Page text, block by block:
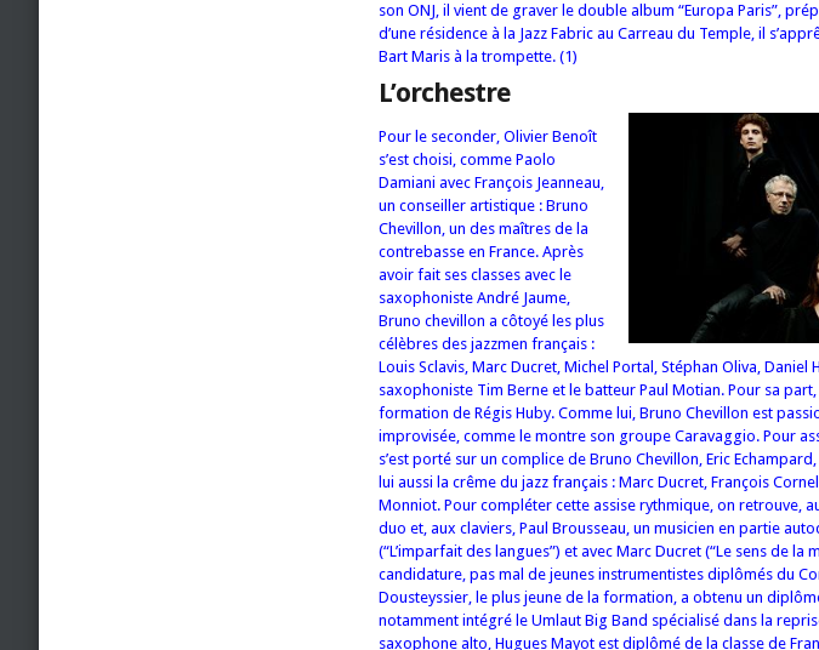
son ONJ, il vient de graver le double album “Europa Paris”,
d’une résidence à la Jazz Fabric au Carreau du Temple, il
Bart Maris à la trompette. (1)
L’orchestre
Pour le seconder, Olivier Benoît
s’est choisi, comme Paolo
Damiani avec François Jeanneau,
un conseiller artistique : Bruno
Chevillon, un des maîtres de la
contrebasse en France. Après
avoir fait ses classes avec le
saxophoniste André Jaume,
Bruno chevillon a côtoyé les plus
célèbres des jazzmen français :
Louis Sclavis, Marc Ducret, Michel Portal, Stéphan Oliva,
saxophoniste Tim Berne et le batteur Paul Motian. Pour sa
formation de Régis Huby. Comme lui, Bruno Chevillon est
improvisée, comme le montre son groupe Caravaggio. Pour
s’est porté sur un complice de Bruno Chevillon, Eric
lui aussi la crême du jazz français : Marc Ducret, François
Monniot. Pour compléter cette assise rythmique, on retrouve,
duo et, aux claviers, Paul Brousseau, un musicien en partie
(“L’imparfait des langues”) et avec Marc Ducret (“Le sens de la
candidature, pas mal de jeunes instrumentistes diplômés du
Dousteyssier, le plus jeune de la formation, a obtenu un
notamment intégré le Umlaut Big Band spécialisé dans la
saxophone alto, Hugues Mayot est diplômé de la classe de